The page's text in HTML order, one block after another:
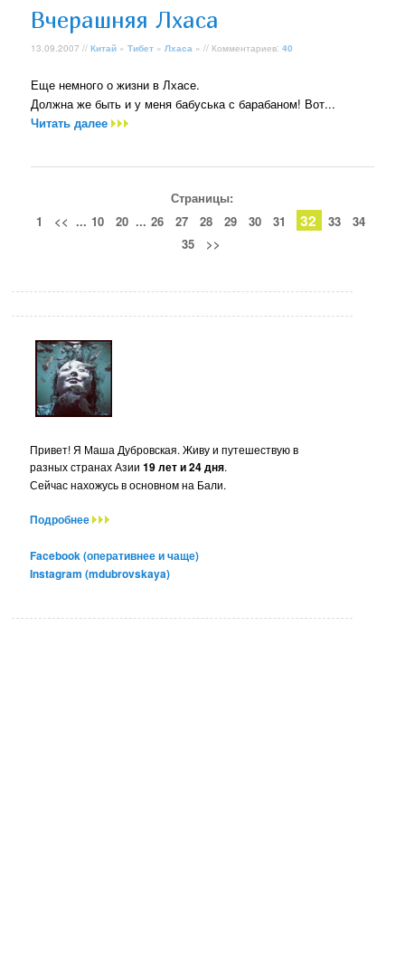
Вчерашняя Лхаса
13.09.2007 //Китай »Тибет »Лхаса » // Комментариев:40
Еще немного о жизни в Лхасе.
Должна же быть и у меня бабуська с барабаном! Вот...
Читать далее
Страницы:
1
<< ... 10 20 ... 26 27 28 29 30 31 32 33
34
35
>>
Привет! Я Маша Дубровская. Живу и путешествую в
разных странах Азии19 лет и 24 дня.
Сейчас нахожусь в основном на Бали.
Подробнее
Facebook (оперативнее и чаще)
Instagram (mdubrovskaya)